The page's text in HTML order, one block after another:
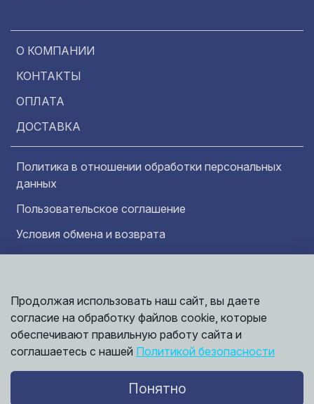
О КОМПАНИИ
КОНТАКТЫ
ОПЛАТА
ДОСТАВКА
Политика в отношении обработки персональных
данных
Пользовательское соглашение
Условия обмена и возврата
©
Информация представленная на сайте
носит исключительно ознакомительный
характер и ни при каких условиях не может
считаться публичной офертой. Точные
сведения о ценах, условиях продажи и
Продолжая использовать наш сайт, вы даете
согласие на обработку файлов cookie, которые
обеспечивают правильную работу сайта и
соглашаетесь с нашей Политикой безопасности
Понятно